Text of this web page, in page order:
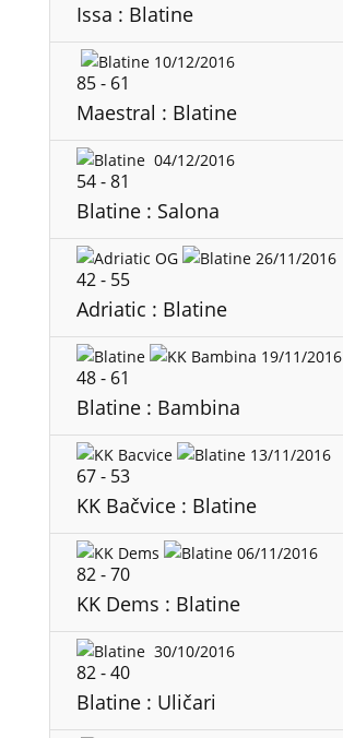
Issa : Blatine
10/12/2016
85- 61
Maestral : Blatine
04/12/2016
54-81
Blatine : Salona
26/11/2016
42- 55
Adriatic : Blatine
19/11/2016
48- 61
Blatine : Bambina
13/11/2016
67- 53
KK Bačvice : Blatine
06/11/2016
82-70
KK Dems : Blatine
30/10/2016
82-40
Blatine : Uličari